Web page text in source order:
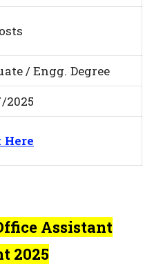
/ Engg. Degree
2025
Here
Assistant
2025